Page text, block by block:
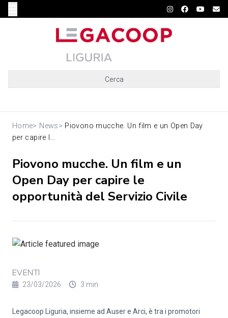
Cerca
Home> News> Piovono mucche. Un film e un Open Day
per capire l...
Piovono mucche. Un film e un
Open Day per capire le
opportunità del Servizio Civile
EVENTI
23/03/2026 3 min
Legacoop Liguria, insieme ad Auser e Arci, è tra i promotori